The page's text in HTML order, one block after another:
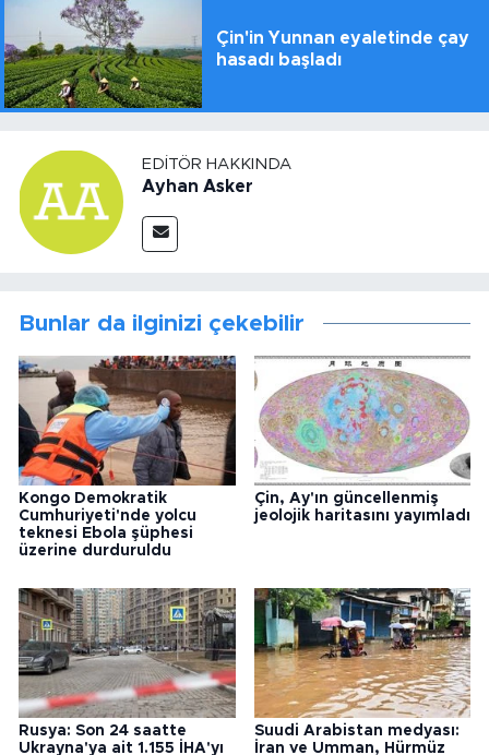
Çin'in Yunnan eyaletinde çay
hasadı başladı
EDITÖR HAKKINDA
Ayhan Asker
Bunlar da ilginizi çekebilir
Kongo Demokratik
Cumhuriyeti'nde yolcu
teknesi Ebola şüphesi
üzerine durduruldu
Çin, Ay'ın güncellenmiş
jeolojik haritasını yayımladı
Rusya: Son 24 saatte
Ukrayna'ya ait 1.155 İHA'yı
Suudi Arabistan medyası:
İran ve Umman, Hürmüz